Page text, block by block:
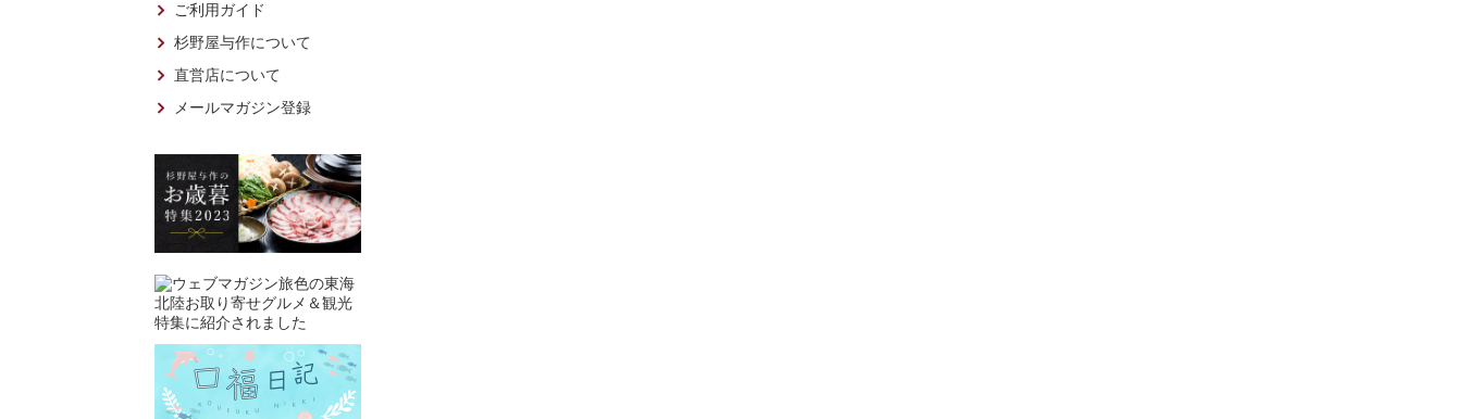
ご利用ガイド
杉野屋与作について
直営店について
メールマガジン登録